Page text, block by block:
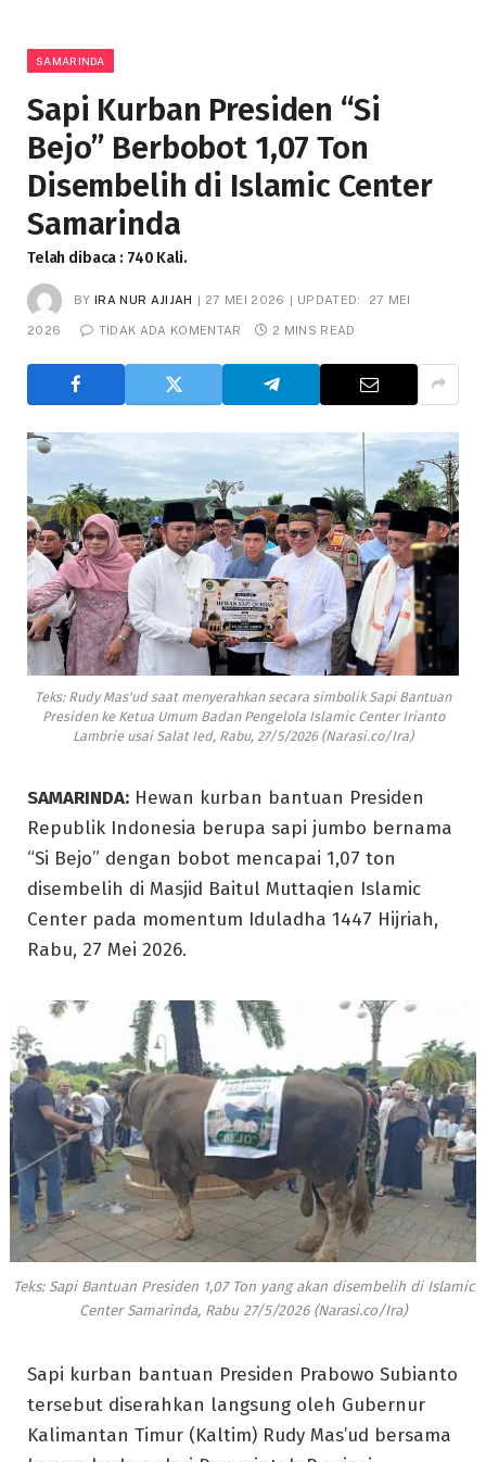
SAMARINDA
Sapi Kurban Presiden “Si
Bejo” Berbobot 1,07 Ton
Disembelih di Islamic Center
Samarinda
Telah dibaca : 740 Kali.
BY IRA NUR AJIJAH 27 MEI 2026 UPDATED: 27 MEI
2026 TIDAK ADA KOMENTAR 2 MINS READ
Teks: Rudy Mas'ud saat menyerahkan secara simbolik Sapi Bantuan
Presiden ke Ketua Umum Badan Pengelola Islamic Center Irianto
Lambrie usai Salat Ied, Rabu, 27/5/2026 (Narasi.co/Ira)
SAMARINDA: Hewan kurban bantuan Presiden
Republik Indonesia berupa sapi jumbo bernama
“Si Bejo” dengan bobot mencapai 1,07 ton
disembelih di Masjid Baitul Muttaqien Islamic
Center pada momentum Iduladha 1447 Hijriah,
Rabu, 27 Mei 2026.
Teks: Sapi Bantuan Presiden 1,07 Ton yang akan disembelih di Islamic
Center Samarinda, Rabu 27/5/2026 (Narasi.co/Ira)
Sapi kurban bantuan Presiden Prabowo Subianto
tersebut diserahkan langsung oleh Gubernur
Kalimantan Timur (Kaltim) Rudy Mas’ud bersama